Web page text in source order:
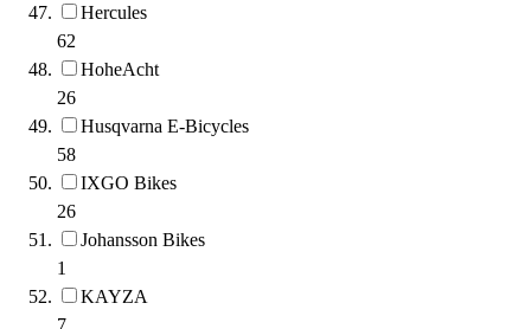
Hercules
62
HoheAcht
26
Husqvarna E-Bicycles
58
IXGO Bikes
26
Johansson Bikes
1
KAYZA
7